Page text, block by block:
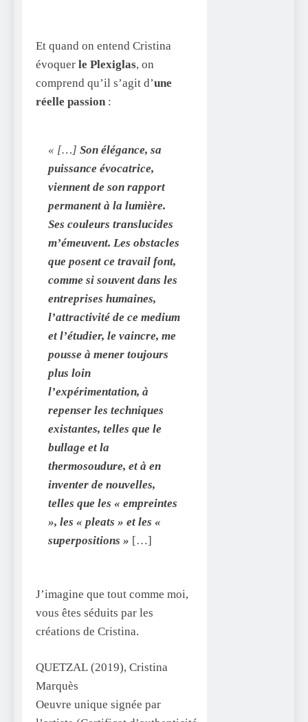
Et quand on entend Cristina
évoquer le Plexiglas, on
comprend qu’il s’agit d’une
réelle passion :
« […]Son élégance, sa
puissance évocatrice,
viennent de son rapport
permanent à la lumière.
Ses couleurs translucides
m’émeuvent. Les obstacles
que posent ce travail font,
comme si souvent dans les
entreprises humaines,
l’attractivité de ce medium
et l’étudier, le vaincre, me
pousse à mener toujours
plus loin
l’expérimentation, à
repenser les techniques
existantes, telles que le
bullage et la
thermosoudure, et à en
inventer de nouvelles,
telles que les « empreintes
», les « pleats » et les «
superpositions » […]
J’imagine que tout comme moi,
vous êtes séduits par les
créations de Cristina.
QUETZAL (2019), Cristina
Marquès
Oeuvre unique signée par